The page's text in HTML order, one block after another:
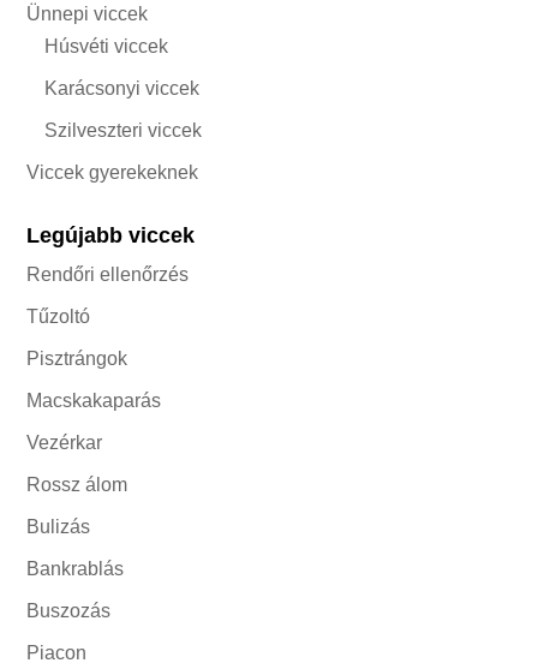
Ünnepi viccek
Húsvéti viccek
Karácsonyi viccek
Szilveszteri viccek
Viccek gyerekeknek
Legújabb viccek
Rendőri ellenőrzés
Tűzoltó
Pisztrángok
Macskakaparás
Vezérkar
Rossz álom
Bulizás
Bankrablás
Buszozás
Piacon